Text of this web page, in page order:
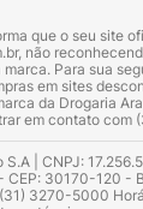
que o seu site
não
Para sua
em sites
da Drogaria
em contato com
| CNPJ:
30170-120 -
3270-5000